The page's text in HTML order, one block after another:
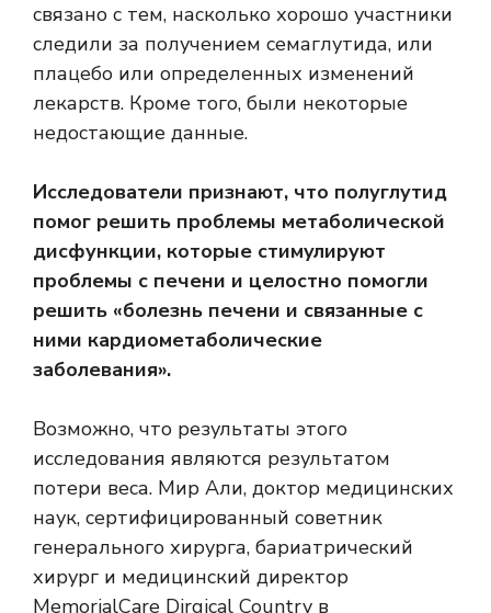
связано с тем, насколько хорошо участники
следили за получением семаглутида, или
плацебо или определенных изменений
лекарств. Кроме того, были некоторые
недостающие данные.
Исследователи признают, что полуглутид
помог решить проблемы метаболической
дисфункции, которые стимулируют
проблемы с печени и целостно помогли
решить «болезнь печени и связанные с
ними кардиометаболические
заболевания».
Возможно, что результаты этого
исследования являются результатом
потери веса. Мир Али, доктор медицинских
наук, сертифицированный советник
генерального хирурга, бариатрический
хирург и медицинский директор
MemorialCare Dirgical Country в